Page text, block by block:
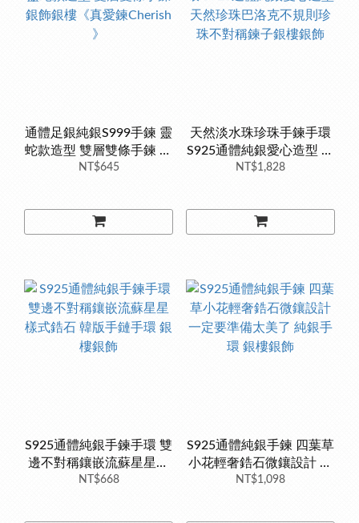
通體足銀純銀S999手鍊 靈
蛇款造型 雙層雙條手鍊 銀
飾銀樓《真愛鍊Cherish 》
NT$645
天然淡水珠珍珠手鍊手環
S925通體純銀愛心造型 天
然珍珠巴洛克不規則珍珠
NT$1,828
S925通體純銀手鍊手環 雙
邊不對稱鑲嵌流蘇星星樣
式鋯石 韓版手鏈手環 銀樓
NT$668
S925通體純銀手鍊 四葉草
小花輕奢鋯石微鑲設計 一
定要準備太美了 純銀手環
NT$1,098